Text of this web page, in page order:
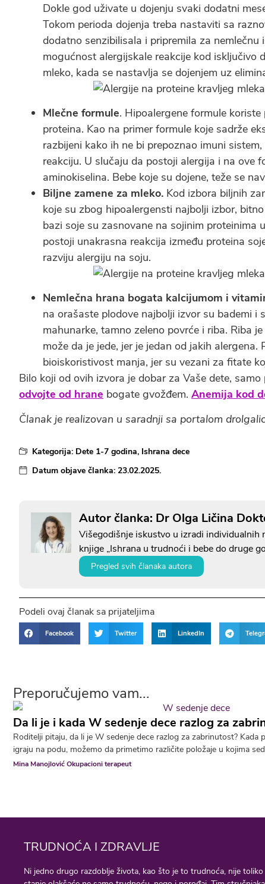
Dokle god uživate u dojenju svaki dodatni
Tokom perioda dojenja treba nastaviti sa
dodatno senzibilisala i pripremila za
mogućnost alergijskale reakcije kod isključivo
mleko, kada se nastavlja se dojenjem uz
Mlečne formule. Hipoalergene formule
proteina. Kao na primer formule koje sadrže
razbijeni kako ih ne bi prepoznao imuni
reakciju. U slučaju da postoji alergija i na ove
aminokiselina. Bebe koje su dojene, teže se
Biljne zamene za mleko. Kod izbora biljnih
koje su zbog hipoalergensti najbolji izbor,
bazi soje su zasnovane na sojinim proteinima
postoji unakrasna reakcija između proteina
razviju alergiju na soju.
Nemlečna hrana bogata kalcijumom i
na orašaste plodove najbolji izvor su bademi i
mahunarke, tamno zeleno povrće i riba. Riba
može da je jede, jer je jedan od jakih
bioiskoristivost manja, jer su vezani za fitate
Bilo koji od ovih izvora je dobar za Vaše dete,
odvojte od hrane bogate gvožđem. Anemija kod
Članak je realizovan u saradnji sa portalom
Kategorija: Dete 1-7 godina, Ishrana dece
Datum objave članka: 23.02.2025.
Autor članka: Dr Olga Ličina
Višegodišnje iskustvo u izradi
knjige „Ishrana u trudnoći i bebe do druge
Pregled svih članaka autora
Podeli ovaj članak sa prijateljima
Facebook Twitter LinkedIn
Preporučujemo vam...
Da li je i kada W sedenje dece razlog za
Roditelji pitaju, da li je W sedenje dece razlog za zabrinutost? Kada
igraju na podu, možemo da primetimo različite položaje u kojima
Mina Manojlović Okupacioni terapeut
TRUDNOĆA I ZDRAVLJE
Ni jedno drugo razdoblje života, kao što je to trudnoća, nije